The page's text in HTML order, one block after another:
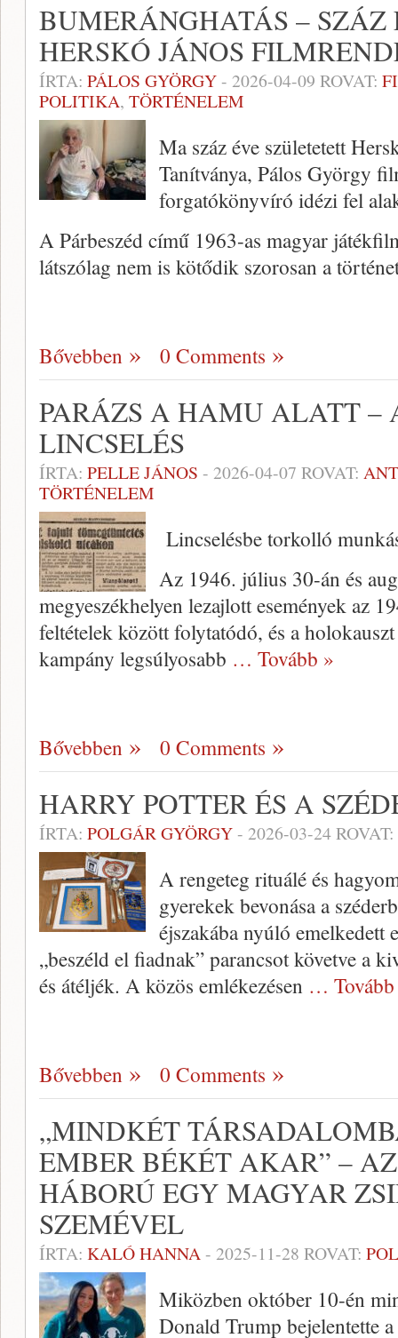
BUMERÁNGHATÁS – SZÁZ
HERSKÓ JÁNOS
ÍRTA: PÁLOS GYÖRGY- 2026-04-09 ROVAT:
POLITIKA, TÖRTÉNELEM
Ma száz éve születetett
Tanítványa, Pálos György
forgatókönyvíró idézi fel
A Párbeszéd című 1963-as magyar
látszólag nem is kötődik szorosan a
Bővebben 0 Comments
PARÁZS A HAMU ALATT –
LINCSELÉS
ÍRTA: PELLE JÁNOS - 2026-04-07 ROVAT:
TÖRTÉNELEM
Lincselésbe torkolló
Az 1946. július 30-án és
megyeszékhelyen lezajlott események az
feltételek között folytatódó, és a
kampány legsúlyosabb … Tovább »
Bővebben 0 Comments
HARRY POTTER ÉS A
ÍRTA: POLGÁR GYÖRGY- 2026-03-24ROVAT:
A rengeteg rituálé és
gyerekek bevonása a
éjszakába nyúló emelkedett
„beszéld el fiadnak” parancsot követve a
és átéljék. A közös emlékezésen …
Bővebben 0 Comments
„MINDKÉT
EMBER BÉKÉT AKAR” –
HÁBORÚ EGY MAGYAR
SZEMÉVEL
ÍRTA: KALÓ HANNA- 2025-11-28 ROVAT:
Miközben október 10-én
Donald Trump bejelentette